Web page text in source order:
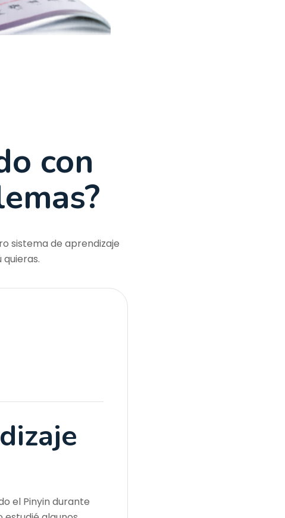
con
sistema de aprendizaje
el Pinyin durante